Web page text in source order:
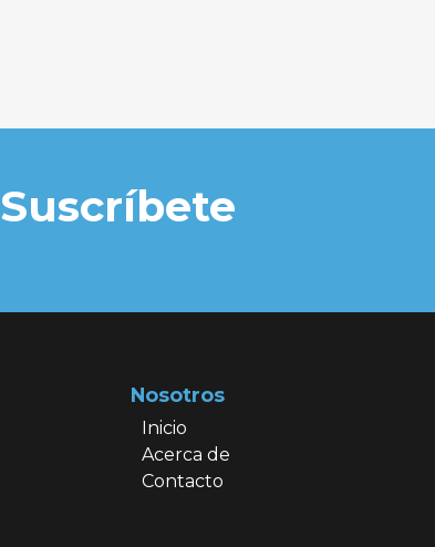
Suscríbete
Nosotros
Inicio
Acerca de
Contacto